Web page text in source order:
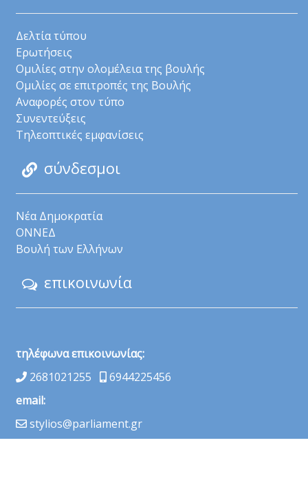
Δελτία τύπου
Ερωτήσεις
Ομιλίες στην ολομέλεια της βουλής
Ομιλίες σε επιτροπές της Βουλής
Αναφορές στον τύπο
Συνεντεύξεις
Τηλεοπτικές εμφανίσεις
σύνδεσμοι
Νέα Δημοκρατία
ΟΝΝΕΔ
Βουλή των Ελλήνων
επικοινωνία
τηλέφωνα επικοινωνίας:
2681021255
6944225456
email:
stylios@parliament.gr